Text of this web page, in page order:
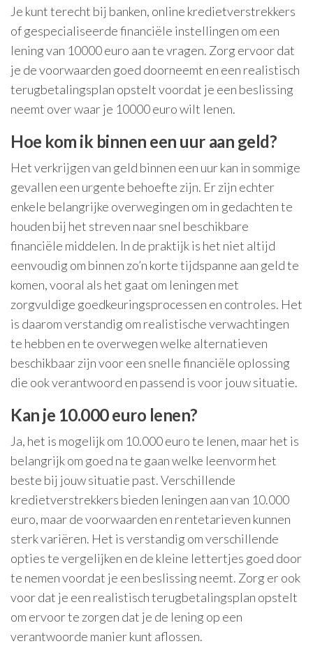
Je kunt terecht bij banken, online kredietverstrekkers
of gespecialiseerde financiële instellingen om een
lening van 10000 euro aan te vragen. Zorg ervoor dat
je de voorwaarden goed doorneemt en een realistisch
terugbetalingsplan opstelt voordat je een beslissing
neemt over waar je 10000 euro wilt lenen.
Hoe kom ik binnen een uur aan geld?
Het verkrijgen van geld binnen een uur kan in sommige
gevallen een urgente behoefte zijn. Er zijn echter
enkele belangrijke overwegingen om in gedachten te
houden bij het streven naar snel beschikbare
financiële middelen. In de praktijk is het niet altijd
eenvoudig om binnen zo’n korte tijdspanne aan geld te
komen, vooral als het gaat om leningen met
zorgvuldige goedkeuringsprocessen en controles. Het
is daarom verstandig om realistische verwachtingen
te hebben en te overwegen welke alternatieven
beschikbaar zijn voor een snelle financiële oplossing
die ook verantwoord en passend is voor jouw situatie.
Kan je 10.000 euro lenen?
Ja, het is mogelijk om 10.000 euro te lenen, maar het is
belangrijk om goed na te gaan welke leenvorm het
beste bij jouw situatie past. Verschillende
kredietverstrekkers bieden leningen aan van 10.000
euro, maar de voorwaarden en rentetarieven kunnen
sterk variëren. Het is verstandig om verschillende
opties te vergelijken en de kleine lettertjes goed door
te nemen voordat je een beslissing neemt. Zorg er ook
voor dat je een realistisch terugbetalingsplan opstelt
om ervoor te zorgen dat je de lening op een
verantwoorde manier kunt aflossen.